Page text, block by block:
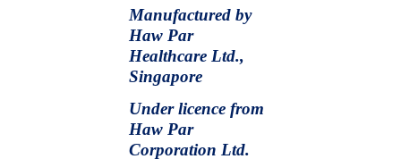
Manufactured by
Haw Par
Healthcare Ltd.,
Singapore
Under licence from
Haw Par
Corporation Ltd.